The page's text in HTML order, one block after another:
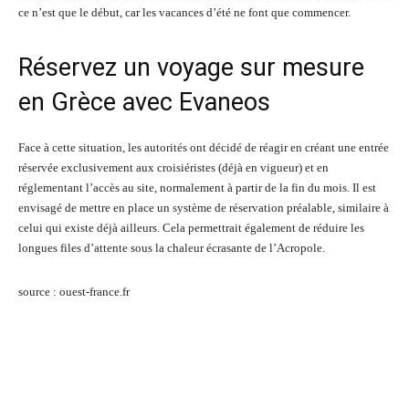
ce n’est que le début, car les vacances d’été ne font que commencer.
Réservez un voyage sur mesure
en Grèce avec Evaneos
Face à cette situation, les autorités ont décidé de réagir en créant une entrée
réservée exclusivement aux croisiéristes (déjà en vigueur) et en
réglementant l’accès au site, normalement à partir de la fin du mois. Il est
envisagé de mettre en place un système de réservation préalable, similaire à
celui qui existe déjà ailleurs. Cela permettrait également de réduire les
longues files d’attente sous la chaleur écrasante de l’Acropole.
source : ouest-france.fr